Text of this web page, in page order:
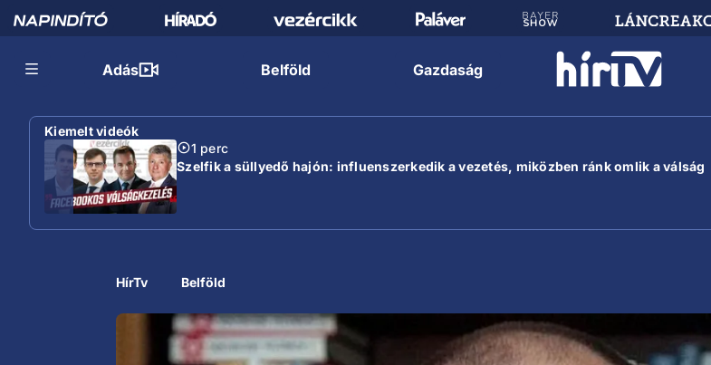
Adás Belföld Gazdaság
Kiemelt videók
1 perc
Szelfik a süllyedő hajón: influenszerkedik a vezetés, miközben ránk omlik a válság
HírTv Belföld